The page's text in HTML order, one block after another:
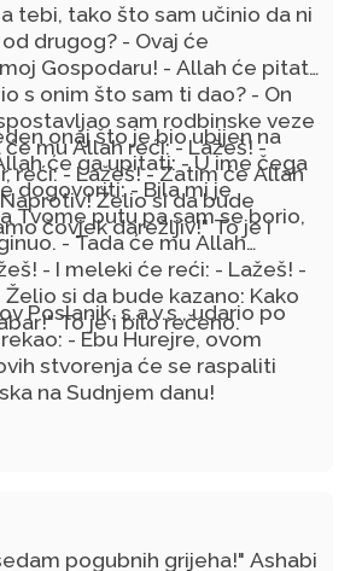
tebi, tako što sam učinio da ni
drugog? - Ovaj će
Gospodaru! - Allah će pitati
s onim što sam ti dao? - On
sam rodbinske veze
mu Allah reći: - Lažeš! -
reći: - Lažeš! - Zatim će Allah
Želio si da bude
čovjek darežljiv!" To je i
onaj što je bio ubijen na
će ga upitati: - U ime čega
dogovoriti: - Bila mi je
Tvome putu pa sam se borio,
- Tada će mu Allah
- I meleki će reći: - Lažeš! -
si da bude kazano: Kako
To je i bilo rečeno.
Poslanik, s.a.v.s., udario po
- Ebu Hurejre, ovom
stvorenja će se raspaliti
na Sudnjem danu!
pogubnih grijeha!" Ashabi